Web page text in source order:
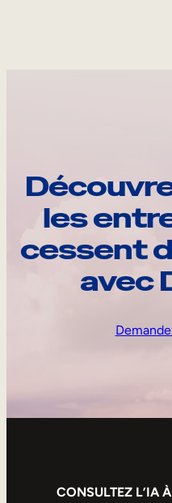
les
cessent
avec
CONSULTEZ L’IA